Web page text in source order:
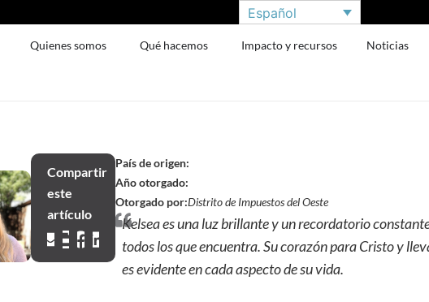
Español
Quienes somos Qué hacemos Impacto y recursos Noticias
Compartir
este
artículo
País de origen:
Año otorgado:
Otorgado por:Distrito de Impuestos del Oeste
Kelsea es una luz brillante y un recordatorio
todos los que encuentra. Su corazón para Cristo y
es evidente en cada aspecto de su vida.